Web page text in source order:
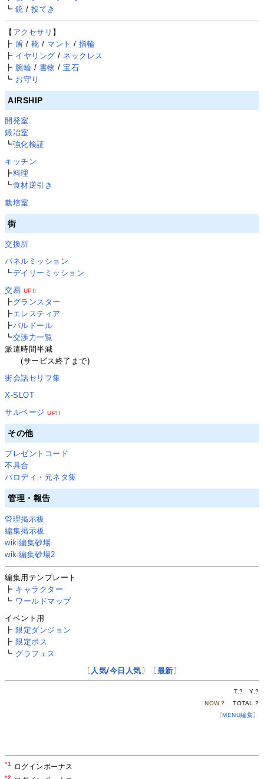
┗銃 /投てき
【 アクセサリ 】
┣ 盾 /靴 / マント /指輪
┣ イヤリング / ネックレス
┣ 腕輪 / 書物 /宝石
┗ お守り
AIRSHIP
開発室
鍛冶室
┗強化検証
キッチン
┣料理
┗食材逆引き
栽培室
街
交換所
パネルミッション
┗デイリーミッション
交易 UP!!
┣グランスター
┣エレスティア
┣バルドール
┗交渉力一覧
派遣時間半減
(サービス終了まで)
街会話セリフ集
X-SLOT
サルベージ UP!!
その他
プレゼントコード
不具合
パロディ・元ネタ集
管理・報告
管理掲示板
編集掲示板
wiki編集砂場
wiki編集砂場2
編集用テンプレート
┣ キャラクター
┗ ワールドマップ
イベント用
┣ 限定ダンジョン
┣ 限定ボス
┗ グラフェス
〔 人気/今日人気 〕〔 最新 〕
T.? Y.?
NOW.? TOTAL.?
〔MENU編集〕
*1 ログインボーナス
*2